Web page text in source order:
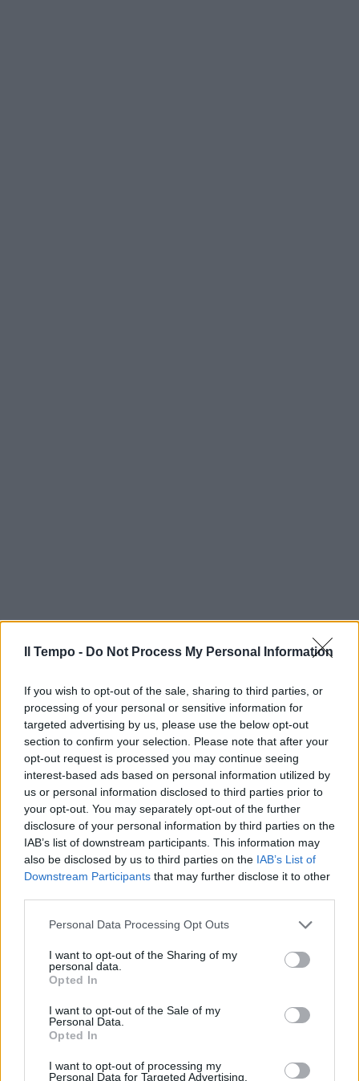
Il Tempo - Do Not Process My Personal Information
If you wish to opt-out of the sale, sharing to third parties, or
processing of your personal or sensitive information for
targeted advertising by us, please use the below opt-out
section to confirm your selection. Please note that after your
opt-out request is processed you may continue seeing
interest-based ads based on personal information utilized by
us or personal information disclosed to third parties prior to
your opt-out. You may separately opt-out of the further
disclosure of your personal information by third parties on the
IAB’s list of downstream participants. This information may
also be disclosed by us to third parties on the IAB’s List of
Downstream Participants that may further disclose it to other
Personal Data Processing Opt Outs
I want to opt-out of the Sharing of my
personal data.
Opted In
I want to opt-out of the Sale of my
Personal Data.
Opted In
I want to opt-out of processing my
Personal Data for Targeted Advertising.
In evidenza